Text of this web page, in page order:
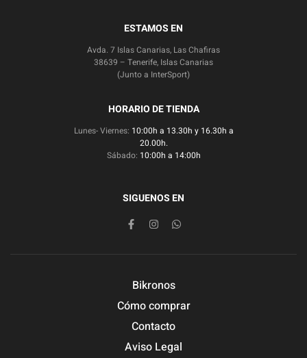
ESTAMOS EN
Avda. 7 Islas Canarias, Las Chafiras
38639 – Tenerife, Islas Canarias
(Junto a InterSport)
HORARIO DE TIENDA
Lunes- Viernes: 10:00h a 13.30h y 16.30h a
20.00h.
Sábado: 10:00h a 14:00h
SIGUENOS EN
Bikronos
Cómo comprar
Contacto
Aviso Legal